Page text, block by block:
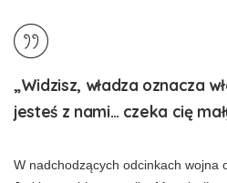
„Widzisz, władza oznacza
jesteś z nami… czeka cię
W nadchodzących odcinkach wojna